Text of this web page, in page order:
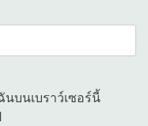
บนเบราว์เซอร์นี้